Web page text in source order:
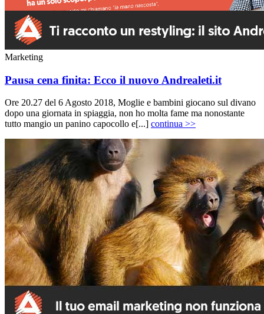
Marketing
Pausa cena finita: Ecco il nuovo Andrealeti.it
Ore 20.27 del 6 Agosto 2018, Moglie e bambini giocano sul divano
dopo una giornata in spiaggia, non ho molta fame ma nonostante
tutto mangio un panino capocollo e[...] continua >>